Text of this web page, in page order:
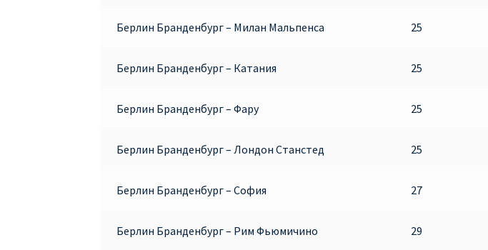
Берлин Бранденбург – Милан Мальпенса 25
Берлин Бранденбург – Катания 25
Берлин Бранденбург – Фару 25
Берлин Бранденбург – Лондон Станстед 25
Берлин Бранденбург – София 27
Берлин Бранденбург – Рим Фьюмичино 29